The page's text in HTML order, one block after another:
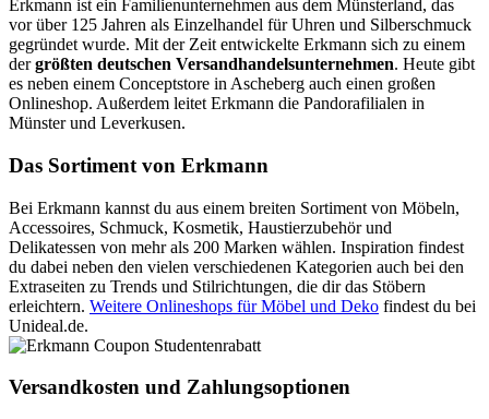
Erkmann ist ein Familienunternehmen aus dem Münsterland, das
vor über 125 Jahren als Einzelhandel für Uhren und Silberschmuck
gegründet wurde. Mit der Zeit entwickelte Erkmann sich zu einem
dergrößten deutschen Versandhandelsunternehmen. Heute gibt
es neben einem Conceptstore in Ascheberg auch einen großen
Onlineshop. Außerdem leitet Erkmann die Pandorafilialen in
Münster und Leverkusen.
Das Sortiment von Erkmann
Bei Erkmann kannst du aus einem breiten Sortiment von Möbeln,
Accessoires, Schmuck, Kosmetik, Haustierzubehör und
Delikatessen von mehr als 200 Marken wählen. Inspiration findest
du dabei neben den vielen verschiedenen Kategorien auch bei den
Extraseiten zu Trends und Stilrichtungen, die dir das Stöbern
erleichtern. Weitere Onlineshops für Möbel und Deko findest du bei
Unideal.de.
Versandkosten und Zahlungsoptionen